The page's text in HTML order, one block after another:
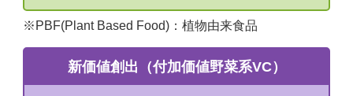
※PBF(Plant Based Food)：植物由来食品
新価値創出（付加価値野菜系VC）